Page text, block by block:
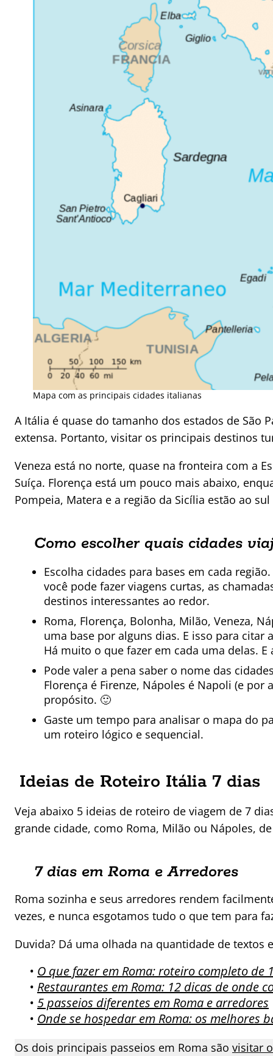
Mapa com as principais cidades italianas
A Itália é quase do tamanho dos estados de São
extensa. Portanto, visitar os principais destinos
Veneza está no norte, quase na fronteira com a
Suíça. Florença está um pouco mais abaixo,
Pompeia, Matera e a região da Sicília estão ao sul
Como escolher quais cidades
Escolha cidades para bases em cada
você pode fazer viagens curtas, as
destinos interessantes ao redor.
Roma, Florença, Bolonha, Milão, Veneza,
uma base por alguns dias. E isso para citar
Há muito o que fazer em cada uma delas. E
Pode valer a pena saber o nome das
Florença é Firenze, Nápoles é Napoli (e
propósito. 🙂
Gaste um tempo para analisar o mapa do
um roteiro lógico e sequencial.
Ideias de Roteiro Itália 7 dias
Veja abaixo 5 ideias de roteiro de viagem de 7
grande cidade, como Roma, Milão ou Nápoles,
7 dias em Roma e Arredores
Roma sozinha e seus arredores rendem
vezes, e nunca esgotamos tudo o que tem para
Duvida? Dá uma olhada na quantidade de textos
• O que fazer em Roma: roteiro completo de
• Restaurantes em Roma: 12 dicas de onde
• 5 passeios diferentes em Roma e arredores
• Onde se hospedar em Roma: os melhores
Os dois principais passeios em Roma são visitar